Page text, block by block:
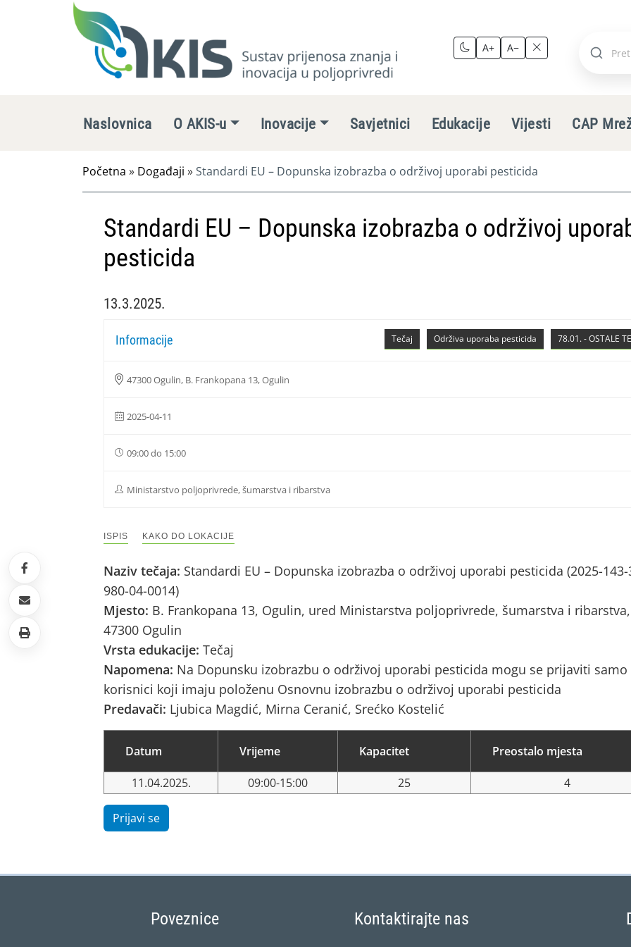
A+ A−
Pretraži
Naslovnica O AKIS-u Inovacije Savjetnici Edukacije Vijesti CAP
Početna » Događaji »Standardi EU – Dopunska izobrazba o održivoj uporabi pesticida
Standardi EU – Dopunska izobrazba o održivoj
pesticida
13.3.2025.
78.01. - OSTALE
Održiva uporaba pesticida
Tečaj
Informacije
47300 Ogulin, B. Frankopana 13, Ogulin
2025-04-11
09:00 do 15:00
Ministarstvo poljoprivrede, šumarstva i ribarstva
ISPIS KAKO DO LOKACIJE
Naziv tečaja: Standardi EU – Dopunska izobrazba o održivoj uporabi pesticida (2025-143-
980-04-0014)
Mjesto: B. Frankopana 13, Ogulin, ured Ministarstva poljoprivrede, šumarstva i ribarstva,
47300 Ogulin
Vrsta edukacije: Tečaj
Napomena: Na Dopunsku izobrazbu o održivoj uporabi pesticida mogu se prijaviti samo
korisnici koji imaju položenu Osnovnu izobrazbu o održivoj uporabi pesticida
Predavači: Ljubica Magdić, Mirna Ceranić, Srećko Kostelić
Datum Vrijeme Kapacitet Preostalo mjesta
11.04.2025. 09:00-15:00 25 4
Prijavi se
Poveznice Kontaktirajte nas